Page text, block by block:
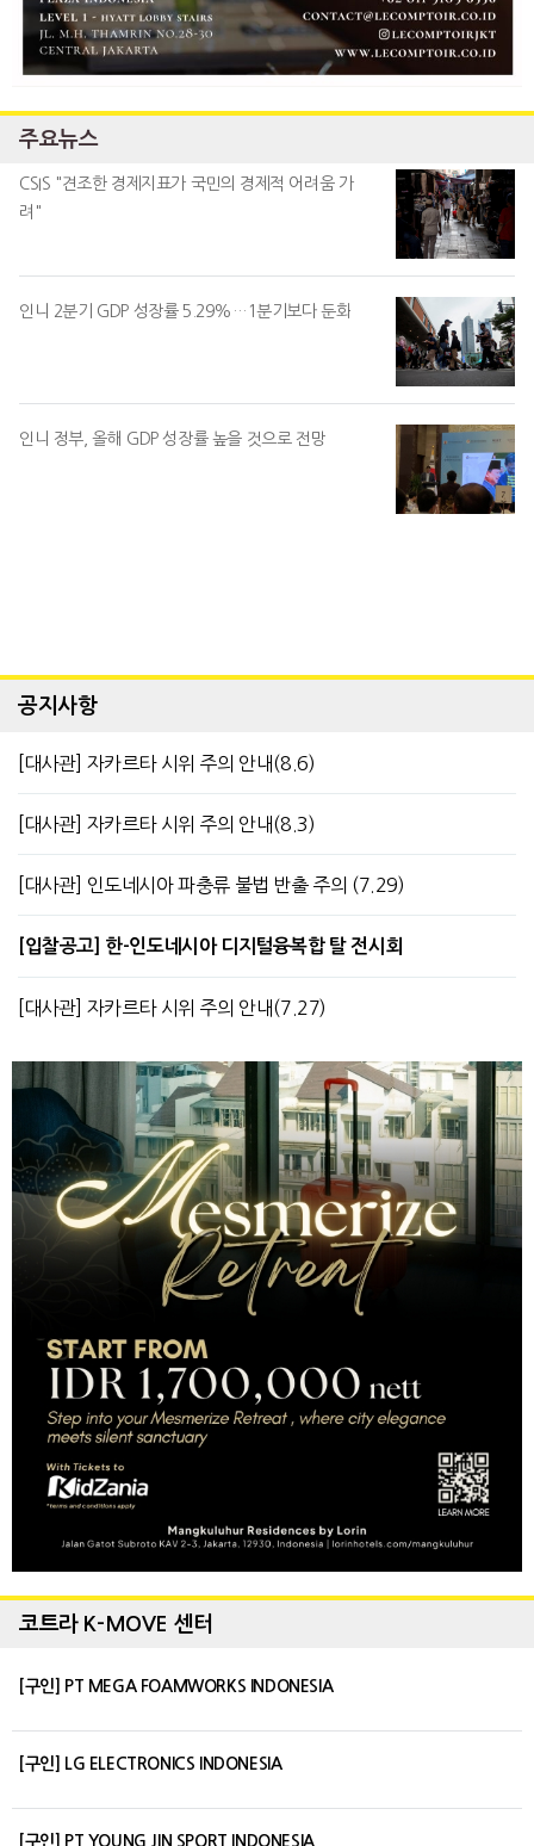
주요뉴스
CSIS "견조한 경제지표가 국민의 경제적 어려움 가
려"
인니 2분기 GDP 성장률 5.29%…1분기보다 둔화
인니 정부, 올해 GDP 성장률 높을 것으로 전망
공지사항
[대사관] 자카르타 시위 주의 안내(8.6)
[대사관] 자카르타 시위 주의 안내(8.3)
[대사관] 인도네시아 파충류 불법 반출 주의 (7.29)
[입찰공고] 한-인도네시아 디지털융복합 탈 전시회
[대사관] 자카르타 시위 주의 안내(7.27)
코트라 K-MOVE 센터
[구인] PT MEGA FOAMWORKS INDONESIA
[구인] LG ELECTRONICS INDONESIA
[구인] PT YOUNG JIN SPORT INDONESIA